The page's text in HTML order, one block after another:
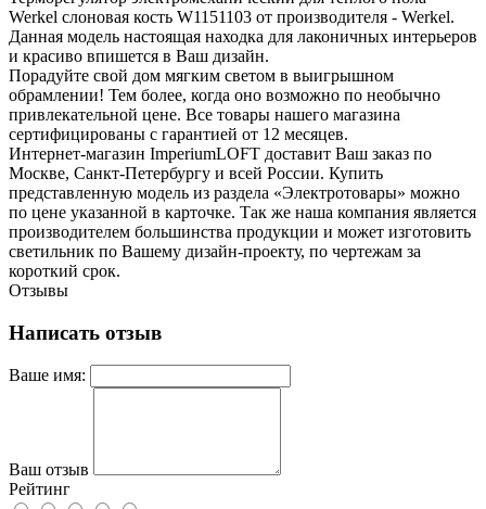
Werkel слоновая кость W1151103 от производителя - Werkel.
Данная модель настоящая находка для лаконичных интерьеров
и красиво впишется в Ваш дизайн.
Порадуйте свой дом мягким светом в выигрышном
обрамлении! Тем более, когда оно возможно по необычно
привлекательной цене. Все товары нашего магазина
сертифицированы с гарантией от 12 месяцев.
Интернет-магазин ImperiumLOFT доставит Ваш заказ по
Москве, Санкт-Петербургу и всей России. Купить
представленную модель из раздела «Электротовары» можно
по цене указанной в карточке. Так же наша компания является
производителем большинства продукции и может изготовить
светильник по Вашему дизайн-проекту, по чертежам за
короткий срок.
Отзывы
Написать отзыв
Ваше имя:
Ваш отзыв
Рейтинг